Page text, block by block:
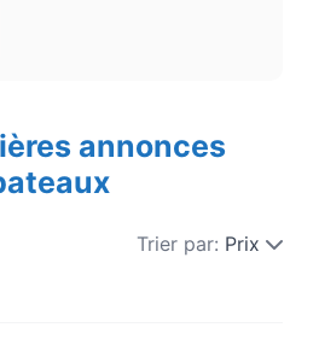
annonces
Trier par: Prix